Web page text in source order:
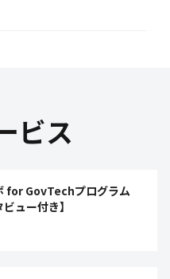
ビス
for GovTechプログラム
ュー付き】